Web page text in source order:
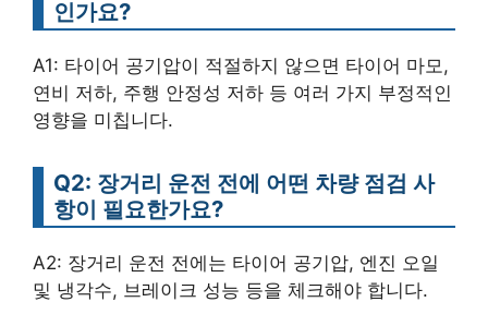
인가요?
A1: 타이어 공기압이 적절하지 않으면 타이어 마모,
연비 저하, 주행 안정성 저하 등 여러 가지 부정적인
영향을 미칩니다.
Q2: 장거리 운전 전에 어떤 차량 점검 사
항이 필요한가요?
A2: 장거리 운전 전에는 타이어 공기압, 엔진 오일
및 냉각수, 브레이크 성능 등을 체크해야 합니다.